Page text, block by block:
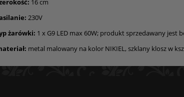
16 cm
230V
żarówki: 1 x G9 LED max 60W; produkt sprzedawany jest
metal malowany na kolor NIKIEL, szklany klosz w